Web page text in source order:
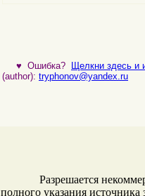
♥ Ошибка? Щелкни здесь и
(author): tryphonov@yandex.ru
Разрешается
полного указания